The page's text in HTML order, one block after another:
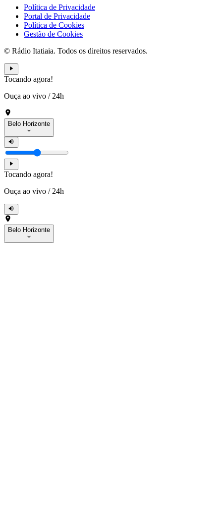
Política de Privacidade
Portal de Privacidade
Política de Cookies
Gestão de Cookies
© Rádio Itatiaia. Todos os direitos reservados.
Tocando agora!
Ouça ao vivo / 24h
Belo Horizonte
Tocando agora!
Ouça ao vivo / 24h
Belo Horizonte